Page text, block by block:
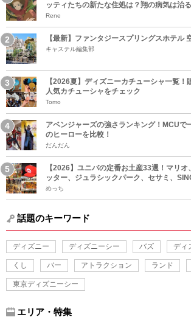
ッティたちの新たな住処は？翔の病気は治
Rene
【最新】ファンタジースプリングスホテル
キャステル編集部
【2026夏】ディズニーカチューシャ一覧！
人気カチューシャをチェック
Tomo
アベンジャーズの強さランキング！MCUで
のヒーローを比較！
だんだん
【2026】ユニバの定番お土産33選！マリ
ッター、ジュラシックパーク、セサミ、
めっち
話題のキーワード
ディズニー ディズニーシー バズ ディ
くし バー アトラクション ランド
東京ディズニーシー
エリア・特集